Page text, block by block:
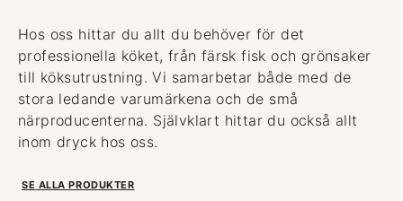
Hos oss hittar du allt du behöver för det
professionella köket, från färsk fisk och grönsaker
till köksutrustning. Vi samarbetar både med de
stora ledande varumärkena och de små
närproducenterna. Självklart hittar du också allt
inom dryck hos oss.
SE ALLA PRODUKTER